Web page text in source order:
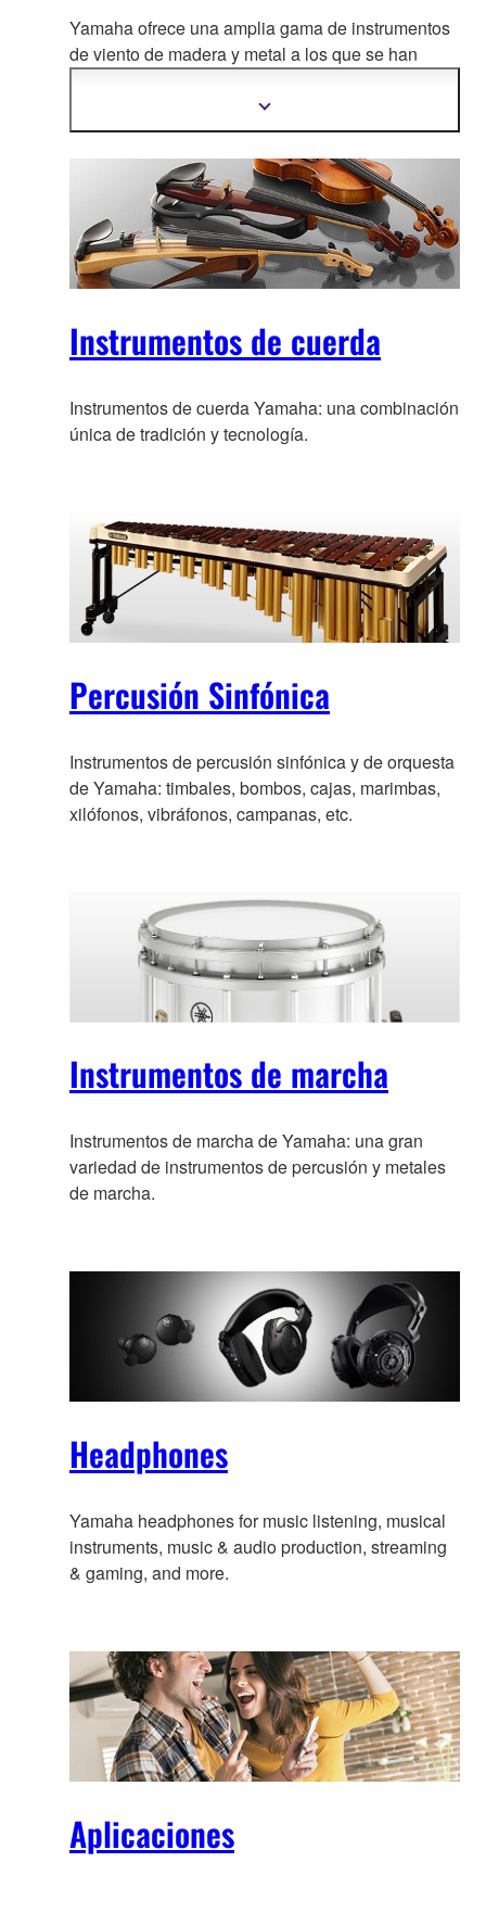
Yamaha ofrece una amplia gama de instrumentos
de viento de madera y metal a los que se han
tecnología de vanguardia y los resultados de un
trabajo continuo en investigación y desarrollo.
Mostrar
Instrumentos de cuerda
Instrumentos de cuerda Yamaha: una combinación
única de tradición y tecnología.
Percusión Sinfónica
Instrumentos de percusión sinfónica y de orquesta
de Yamaha: timbales, bombos, cajas, marimbas,
xilófonos, vibráfonos, campanas, etc.
Instrumentos de marcha
Instrumentos de marcha de Yamaha: una gran
variedad de instrumentos de percusión y metales
de marcha.
Headphones
Yamaha headphones for music listening, musical
instruments, music & audio production, streaming
& gaming, and more.
Aplicaciones